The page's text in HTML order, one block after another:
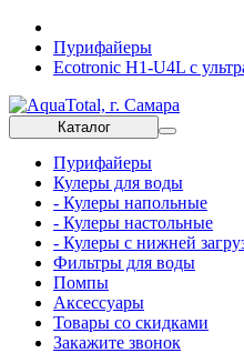
Пурифайеры
Ecotronic H1-U4L с
Каталог
Пурифайеры
Кулеры для воды
- Кулеры напольные
- Кулеры настольные
- Кулеры с нижней
Фильтры для воды
Помпы
Аксессуары
Товары со скидками
Закажите звонок